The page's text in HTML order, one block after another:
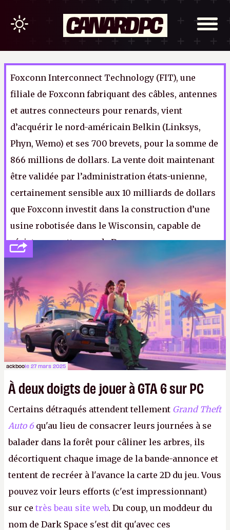
Foxconn Interconnect Technology (FIT), une
filiale de Foxconn fabriquant des câbles, antennes
et autres connecteurs pour renards, vient
d’acquérir le nord-américain Belkin (Linksys,
Phyn, Wemo) et ses 700 brevets, pour la somme de
866 millions de dollars. La vente doit maintenant
être validée par l’administration états-unienne,
certainement sensible aux 10 milliards de dollars
que Foxconn investit dans la construction d’une
usine robotisée dans le Wisconsin, capable de
résister aux attaques de Dogmen.
ackboole 27 mars 2025
À deux doigts de jouer à GTA 6 sur PC
Certains détraqués attendent tellement Grand Theft
Auto 6 qu'au lieu de consacrer leurs journées à se
balader dans la forêt pour câliner les arbres, ils
décortiquent chaque image de la bande-annonce et
tentent de recréer à l'avance la carte 2D du jeu. Vous
pouvez voir leurs efforts (c'est impressionnant)
sur ce très beau site web. Du coup, un moddeur du
nom de Dark Space s'est dit qu'avec ces